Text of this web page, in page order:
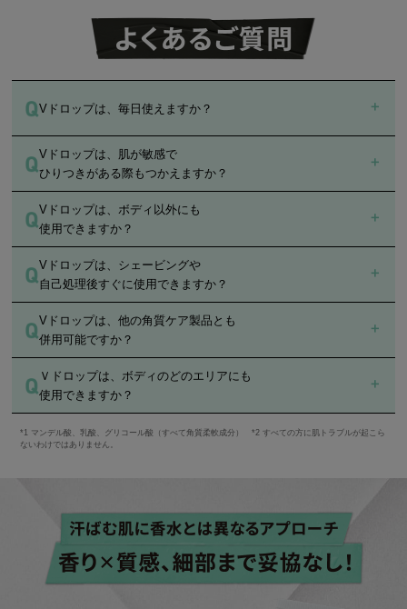
Dクリームと併用する場合は、先にVドロップを清潔で乾いた肌に塗布し、しっかり
と肌になじませてからDクリームを塗布してください。
Vドロップは、毎日使えますか？
はい。毎日ご使用いただけます。
朝や日中の使用の際は、使用後に日焼け止めを塗布してくださ
使用をおすすめします。
Vドロップは、肌が敏感で
ひりつきがある際もつかえますか？
敏感肌の方にもご使用頂ける*²製品ですが、穏やかな酸*¹が配合
されているため、肌が特に敏感でひりつきを感じた際にはご使
Vドロップは、ボディ以外にも
使用できますか？
髭剃り跡などの顎ラインや首まわりのケアにもご使用いただけ
ます。
Vドロップは、シェービングや
自己処理後すぐに使用できますか？
使用できますが、最初は量や頻度を少な目にスタートし、問題
がなければ徐々に使用量を増やしてください。
ださい。
Vドロップは、他の角質ケア製品とも
併用可能ですか？
穏やかな酸*¹が配合されているため、他の角質ケア製品との併
用はお控えいただくことをおすすめします。
Ｖドロップは、ボディのどのエリアにも
使用できますか？
ワキ、脚、Vラインへの使用をおすすめします。デリケートゾーン
*1 マンデル酸、乳酸、グリコール酸（すべて角質柔軟成分） *2 すべての方に肌トラブルが起こら
ないわけではありません。